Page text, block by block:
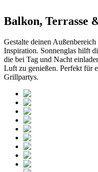
Balkon, Terrasse
Gestalte deinen
Inspiration. Sonnenglas hilft
die bei Tag und Nacht
Luft zu genießen. Perfekt für
Grillpartys.